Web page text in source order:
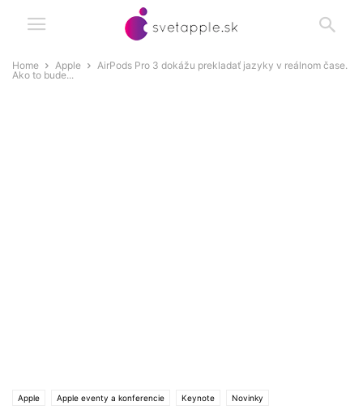
Home Apple
AirPods Pro 3 dokážu prekladať jazyky v reálnom čase.
Ako to bude...
Apple Apple eventy a konferencie Keynote Novinky